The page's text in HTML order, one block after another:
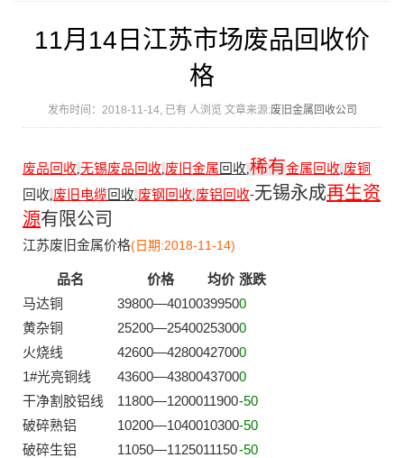
11月14日江苏市场废品回收价
格
发布时间：2018-11-14, 已有 人浏览 文章来源:废旧金属回收公司
废品回收,无锡废品回收,废旧金属回收,稀有金属回收,废铜
回收,废旧电缆回收,废钢回收,废铝回收-无锡永成再生资
源有限公司
江苏废旧金属价格(日期:2018-11-14)
品名 价格 均价 涨跌
马达铜
39800—40100399500
黄杂铜
25200—25400253000
火烧线
42600—42800427000
1#光亮铜线
43600—43800437000
干净割胶铝线
11800—1200011900-50
破碎熟铝
10200—1040010300-50
破碎生铝
11050—1125011150-50